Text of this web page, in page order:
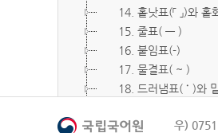
14. 홑낫표(「 」)와 홑
15. 줄표( ― )
16. 붙임표(-)
17. 물결표( ~ )
18. 드러냄표( ˙ )와
20. 빠짐표( □ )
우)